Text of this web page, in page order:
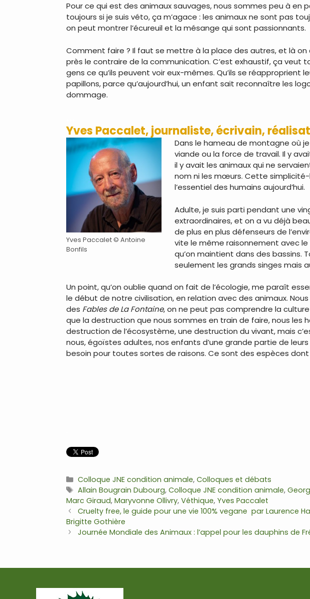
Pour ce qui est des animaux sauvages, nous sommes peu à en
toujours si je suis véto, ça m’agace : les animaux ne sont pas
on peut montrer l’écureuil et la mésange qui sont passionnants.
Comment faire ? Il faut se mettre à la place des autres, et là
près le contraire de la communication. C’est exhaustif, ça veut
gens ce qu’ils peuvent voir eux-mêmes. Qu’ils se réapproprient
papillons, parce qu’aujourd’hui, un enfant sait reconnaître les
dommage.
Yves Paccalet, journaliste, écrivain,
Yves Paccalet © Antoine
Bonfils
Dans le hameau de montagne où
viande ou la force de travail. Il y
il y avait les animaux qui ne
nom ni les mœurs. Cette
l’essentiel des humains aujourd’hui.
Adulte, je suis parti pendant une
extraordinaires, et on a vu déjà
de plus en plus défenseurs de
vite le même raisonnement avec
qu’on maintient dans des
seulement les grands singes mais
Un point, qu’on oublie quand on fait de l’écologie, me paraît
le début de notre civilisation, en relation avec des animaux.
des Fables de La Fontaine, on ne peut pas comprendre la
que la destruction que nous sommes en train de faire, nous les
destruction de l’écosystème, une destruction du vivant, mais
nous, égoïstes adultes, nos enfants d’une grande partie de
besoin pour toutes sortes de raisons. Ce sont des espèces
Catégories
Colloque JNE condition animale,Colloques et débats
Étiquettes
Allain Bougrain Dubourg,Colloque JNE condition animale,
Marc Giraud, Maryvonne Ollivry, Véthique, Yves Paccalet
Navigation
des
articles
Cruelty free, le guide pour une vie 100% vegane par Laurence
Brigitte Gothière
Journée Mondiale des Animaux : l’appel pour les dauphins de